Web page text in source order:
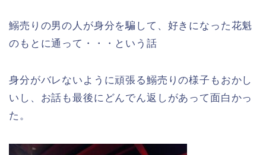
鰯売りの男の人が身分を騙して、好きになった花魁
のもとに通って・・・という話
身分がバレないように頑張る鰯売りの様子もおかし
いし、お話も最後にどんでん返しがあって面白かっ
た。